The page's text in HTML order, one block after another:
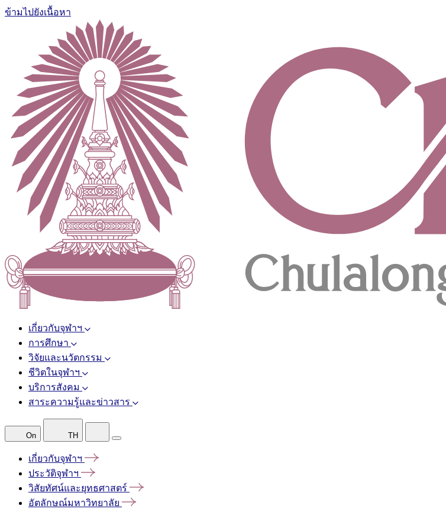
ข้ามไปยังเนื้อหา
เกี่ยวกับจุฬาฯ
การศึกษา
วิจัยและนวัตกรรม
ชีวิตในจุฬาฯ
บริการสังคม
สาระความรู้และข่าวสาร
On TH
เกี่ยวกับจุฬาฯ
ประวัติจุฬาฯ
วิสัยทัศน์และยุทธศาสตร์
อัตลักษณ์มหาวิทยาลัย